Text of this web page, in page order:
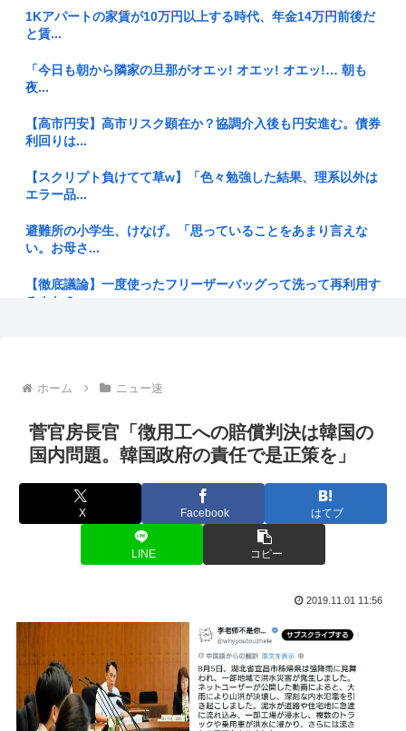
【悲報】脳外科医 竹田くんのモデルさん、踊り場でサイドス
テップを...
「そろそろ子供が欲しい」と夫に相談したら「まだ要らない」
と言われ...
BYD、地方を軽EVの主戦場に 給油所半減で揺らぐ「国民車」
に照...
「考えられない。まさか先輩が爆死するなんて 」亡くなった
女性店員...
なぜアメリカ人は原爆を落としたのか
40歳実家暮らし派遣バイトこどおじだけど
生実現へ...
【朗報】檜山沙耶(おさや)伝説のファン、子供ができたおさや
への正...
【元ジャンポケ】斉藤慎二被告に懲役7年求刑 不同意性交など
日向坂の藤嶌果歩ちゃんが写真集制作で参考にした元乃木坂メ
ンバーが...
【画像】女子アナの胸チ〇厳選スゴすぎwww
1Kアパートの家賃が10万円以上する時代、年金14万円前後だ
と賃...
「今日も朝から隣家の旦那がオエッ! オエッ! オエッ!… 朝も
夜...
【高市円安】高市リスク顕在か？協調介入後も円安進む。債券
利回りは...
【スクリプト負けてて草w】「色々勉強した結果、理系以外は
エラー品...
避難所の小学生、けなげ。「思っていることをあまり言えな
い。お母さ...
【徹底議論】一度使ったフリーザーバッグって洗って再利用す
るよな？
【ケンモハック】普通のエアコンをスポットクーラー化する方
今「佐渡ヶ島」の地価が爆上がり中、お前らまだ安い今のうち
に騙され...
【衝撃】大竹玖瑠美さんの叔父「玖瑠美さんらしき遺体が見つ
かった」...
近所の公園のトイレがハッテン場になってるんだけど、どうす
ればゲイ...
身長って180cm超えると逆にキモいよな
国土交通省さん「全日空機と国土交通省の検査機が異常接近し
たけど”...
ホーム ニュー速
菅官房長官「徴用工への賠償判決は韓国の
国内問題。韓国政府の責任で是正策を」
X Facebook はてブ
LINE コピー
2019.11.01 11:56